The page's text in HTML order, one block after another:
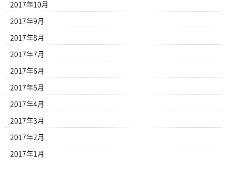
2017年10月
2017年9月
2017年8月
2017年7月
2017年6月
2017年5月
2017年4月
2017年3月
2017年2月
2017年1月